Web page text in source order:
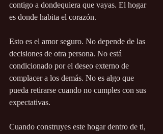
contigo a dondequiera que vayas. El hogar
es donde habita el corazón.
Esto es el amor seguro. No depende de las
decisiones de otra persona. No está
condicionado por el deseo externo de
complacer a los demás. No es algo que
pueda retirarse cuando no cumples con sus
expectativas.
Cuando construyes este hogar dentro de ti,